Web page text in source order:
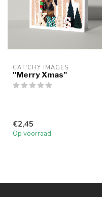
CAT'CHY IMAGES
"Merry Xmas"
€2,45
Op voorraad